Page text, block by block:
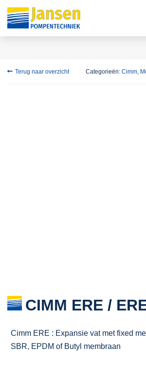
Terug naar overzicht Categorieën: Cimm,
CIMM ERE /
Cimm ERE : Expansie vat met fixed
SBR, EPDM of Butyl membraan